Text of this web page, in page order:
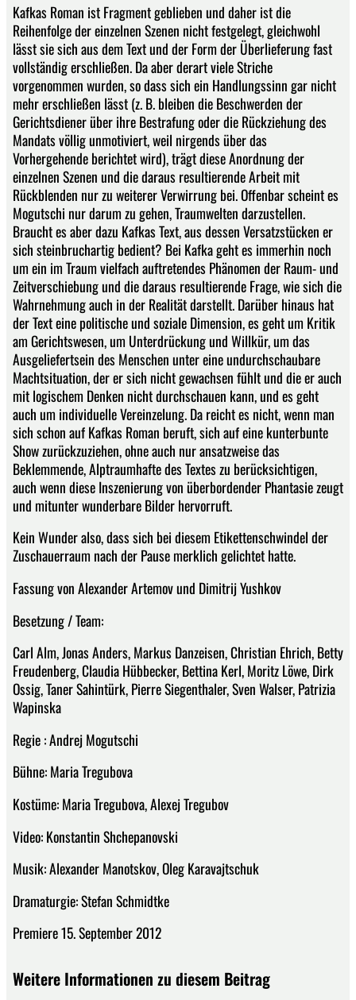
Kafkas Roman ist Fragment geblieben und daher ist die
Reihenfolge der einzelnen Szenen nicht festgelegt, gleichwohl
lässt sie sich aus dem Text und der Form der Überlieferung fast
vollständig erschließen. Da aber derart viele Striche
vorgenommen wurden, so dass sich ein Handlungssinn gar nicht
mehr erschließen lässt (z. B. bleiben die Beschwerden der
Gerichtsdiener über ihre Bestrafung oder die Rückziehung des
Mandats völlig unmotiviert, weil nirgends über das
Vorhergehende berichtet wird), trägt diese Anordnung der
einzelnen Szenen und die daraus resultierende Arbeit mit
Rückblenden nur zu weiterer Verwirrung bei. Offenbar scheint es
Mogutschi nur darum zu gehen, Traumwelten darzustellen.
Braucht es aber dazu Kafkas Text, aus dessen Versatzstücken er
sich steinbruchartig bedient? Bei Kafka geht es immerhin noch
um ein im Traum vielfach auftretendes Phänomen der Raum- und
Zeitverschiebung und die daraus resultierende Frage, wie sich die
Wahrnehmung auch in der Realität darstellt. Darüber hinaus hat
der Text eine politische und soziale Dimension, es geht um Kritik
am Gerichtswesen, um Unterdrückung und Willkür, um das
Ausgeliefertsein des Menschen unter eine undurchschaubare
Machtsituation, der er sich nicht gewachsen fühlt und die er auch
mit logischem Denken nicht durchschauen kann, und es geht
auch um individuelle Vereinzelung. Da reicht es nicht, wenn man
sich schon auf Kafkas Roman beruft, sich auf eine kunterbunte
Show zurückzuziehen, ohne auch nur ansatzweise das
Beklemmende, Alptraumhafte des Textes zu berücksichtigen,
auch wenn diese Inszenierung von überbordender Phantasie zeugt
und mitunter wunderbare Bilder hervorruft.
Kein Wunder also, dass sich bei diesem Etikettenschwindel der
Zuschauerraum nach der Pause merklich gelichtet hatte.
Fassung von Alexander Artemov und Dimitrij Yushkov
Besetzung / Team:
Carl Alm, Jonas Anders, Markus Danzeisen, Christian Ehrich, Betty
Freudenberg, Claudia Hübbecker, Bettina Kerl, Moritz Löwe, Dirk
Ossig, Taner Sahintürk, Pierre Siegenthaler, Sven Walser, Patrizia
Wapinska
Regie : Andrej Mogutschi
Bühne: Maria Tregubova
Kostüme: Maria Tregubova, Alexej Tregubov
Video: Konstantin Shchepanovski
Musik: Alexander Manotskov, Oleg Karavajtschuk
Dramaturgie: Stefan Schmidtke
Premiere 15. September 2012
Weitere Informationen zu diesem Beitrag